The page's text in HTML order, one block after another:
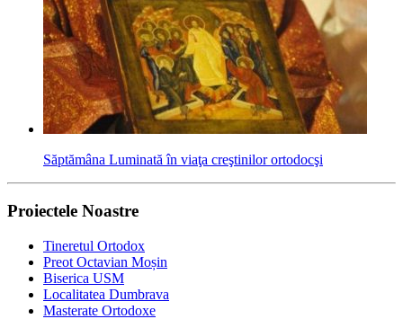
Săptămâna Luminată în viaţa creştinilor ortodocşi
Proiectele Noastre
Tineretul Ortodox
Preot Octavian Moșin
Biserica USM
Localitatea Dumbrava
Masterate Ortodoxe